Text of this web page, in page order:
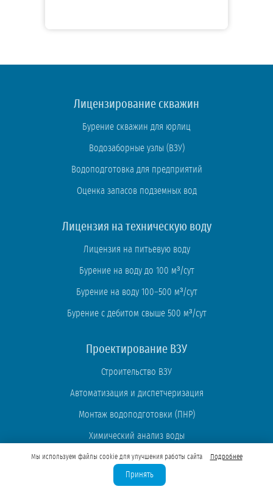
Лицензирование скважин
Бурение скважин для юрлиц
Водозаборные узлы (ВЗУ)
Водоподготовка для предприятий
Оценка запасов подземных вод
Лицензия на техническую воду
Лицензия на питьевую воду
Бурение на воду до 100 м³/сут
Бурение на воду 100–500 м³/сут
Бурение с дебитом свыше 500 м³/сут
Проектирование ВЗУ
Строительство ВЗУ
Автоматизация и диспетчеризация
Монтаж водоподготовки (ПНР)
Химический анализ воды
Экспертные статьи
Мы используем файлы cookie для улучшения работы сайта Подробнее
Принять